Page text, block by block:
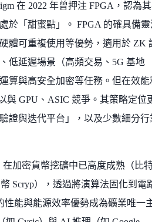
在 2022 年曾押注 FPGA，認為
於「甜蜜點」。 FPGA 的確具備靈
體可重複使用等優勢，適用於 ZK
低延遲場景（高頻交易、5G 基地
算與高安全加密等任務。但在效能
與 GPU、ASIC 競爭。其策略定位
證與迭代平台」，以及少數細分行
在加密貨幣挖礦中已高度成熟（比
Scryp），透過將演算法固化到電
性能與能源效率優勢成為礦業唯一